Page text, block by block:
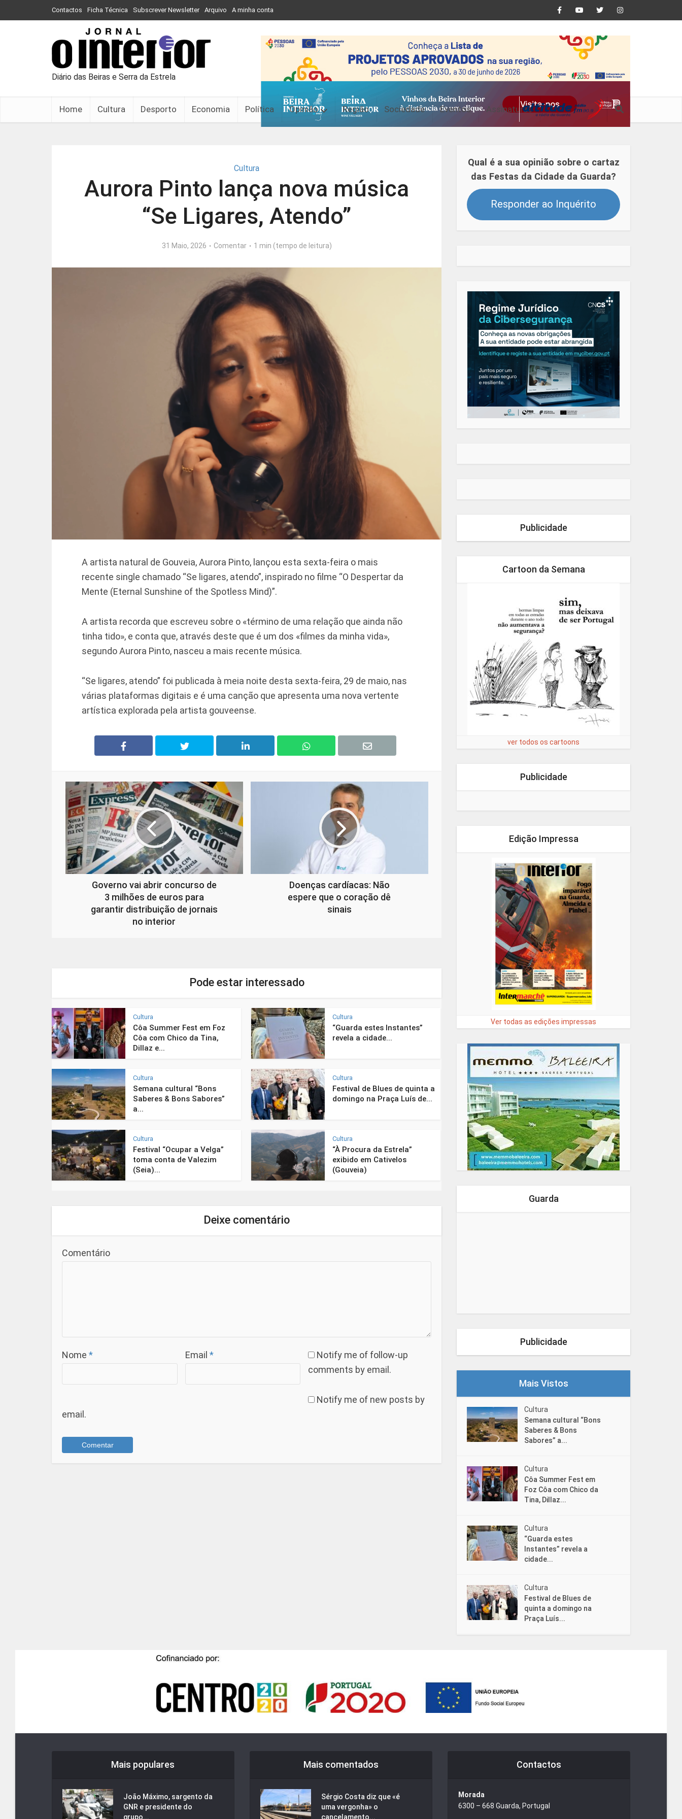
Contactos Ficha Técnica Subscrever Newsletter Arquivo A minha conta
Diário das Beiras e Serra da Estrela
Home Cultura Desporto Economia Política Opinião Região Sociedade Eventos Assinaturas
Cultura
Aurora Pinto lança nova música
“Se Ligares, Atendo”
31 Maio, 2026 Comentar 1 min (tempo de leitura)
A artista natural de Gouveia, Aurora Pinto, lançou esta sexta-feira o mais
recente single chamado “Se ligares, atendo”, inspirado no filme “O Despertar da
Mente (Eternal Sunshine of the Spotless Mind)”.
A artista recorda que escreveu sobre o «término de uma relação que ainda não
tinha tido», e conta que, através deste que é um dos «filmes da minha vida»,
segundo Aurora Pinto, nasceu a mais recente música.
“Se ligares, atendo” foi publicada à meia noite desta sexta-feira, 29 de maio, nas
várias plataformas digitais e é uma canção que apresenta uma nova vertente
artística explorada pela artista gouveense.
Governo vai abrir concurso de
3 milhões de euros para
garantir distribuição de jornais
no interior
Doenças cardíacas: Não
espere que o coração dê
sinais
Pode estar interessado
Cultura
Côa Summer Fest em Foz
Côa com Chico da Tina,
Dillaz e...
Cultura
“Guarda estes Instantes”
revela a cidade...
Cultura
Semana cultural “Bons
Saberes & Bons Sabores”
a...
Cultura
Festival de Blues de quinta a
domingo na Praça Luís de...
Cultura
Festival “Ocupar a Velga”
toma conta de Valezim
(Seia)...
Cultura
“À Procura da Estrela”
exibido em Cativelos
(Gouveia)
Deixe comentário
Comentário
Nome * Email *
Notify me of follow-up
comments by email.
Notify me of new posts by
email.
Qual é a sua opinião sobre o cartaz
das Festas da Cidade da Guarda?
Responder ao Inquérito
Publicidade
Cartoon da Semana
ver todos os cartoons
Publicidade
Edição Impressa
Ver todas as edições impressas
Guarda
Publicidade
Mais Vistos
Cultura
Semana cultural “Bons
Saberes & Bons
Sabores” a...
Cultura
Côa Summer Fest em
Foz Côa com Chico da
Tina, Dillaz...
Cultura
“Guarda estes
Instantes” revela a
cidade...
Cultura
Festival de Blues de
quinta a domingo na
Praça Luís...
Mais populares
João Máximo, sargento da
GNR e presidente do
grupo...
Mais comentados
Sérgio Costa diz que «é
uma vergonha» o
cancelamento...
Contactos
Morada
6300 – 668 Guarda, Portugal